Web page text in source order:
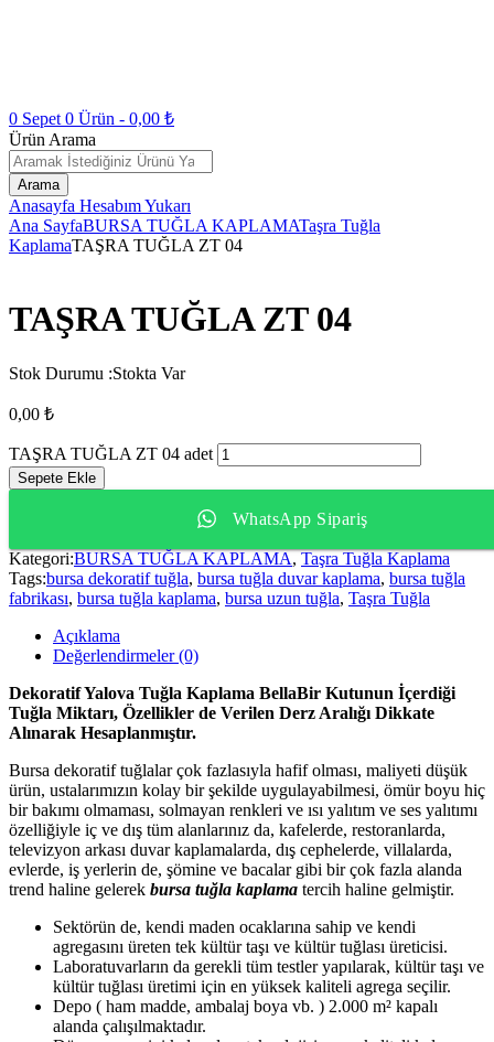
0 Sepet 0 Ürün - 0,00 ₺
Ürün Arama
Arama
Anasayfa HesabımYukarı
Ana SayfaBURSA TUĞLA KAPLAMATaşra Tuğla
KaplamaTAŞRA TUĞLA ZT 04
TAŞRA TUĞLA ZT 04
Stok Durumu :Stokta Var
0,00 ₺
TAŞRA TUĞLA ZT 04 adet
Sepete Ekle
WhatsApp Sipariş
Kategori:BURSA TUĞLA KAPLAMA, Taşra Tuğla Kaplama
Tags:bursa dekoratif tuğla, bursa tuğla duvar kaplama, bursa tuğla
fabrikası, bursa tuğla kaplama, bursa uzun tuğla, Taşra Tuğla
Açıklama
Değerlendirmeler (0)
Dekoratif Yalova Tuğla Kaplama BellaBir Kutunun İçerdiği
Tuğla Miktarı, Özellikler de Verilen Derz Aralığı Dikkate
Alınarak Hesaplanmıştır.
Bursa dekoratif tuğlalar çok fazlasıyla hafif olması, maliyeti düşük
ürün, ustalarımızın kolay bir şekilde uygulayabilmesi, ömür boyu hiç
bir bakımı olmaması, solmayan renkleri ve ısı yalıtım ve ses yalıtımı
özelliğiyle iç ve dış tüm alanlarınız da, kafelerde, restoranlarda,
televizyon arkası duvar kaplamalarda, dış cephelerde, villalarda,
evlerde, iş yerlerin de, şömine ve bacalar gibi bir çok fazla alanda
trend haline gelerek bursa tuğla kaplama tercih haline gelmiştir.
Sektörün de, kendi maden ocaklarına sahip ve kendi
agregasını üreten tek kültür taşı ve kültür tuğlası üreticisi.
Laboratuvarların da gerekli tüm testler yapılarak, kültür taşı ve
kültür tuğlası üretimi için en yüksek kaliteli agrega seçilir.
Depo ( ham madde, ambalaj boya vb. ) 2.000 m² kapalı
alanda çalışılmaktadır.